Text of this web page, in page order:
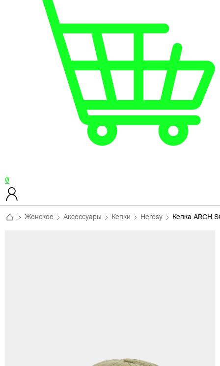
0
Женское Аксессуары Кепки Heresy Кепка ARCH